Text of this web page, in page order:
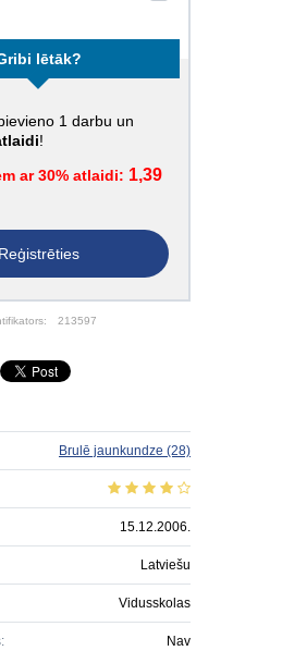
lētāk?
pievieno 1 darbu un
!
ar 30% atlaidi: 1,39
Reģistrēties
213597
Brulē jaunkundze (28)
15.12.2006.
Latviešu
Vidusskolas
Nav